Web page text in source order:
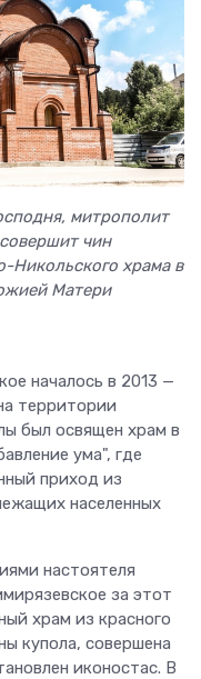
митрополит
чин
Никольского храма в
Матери
началось в 2013 —
территории
был освящен храм в
ума", где
приход из
населенных
настоятеля
за этот
храм из красного
купола, совершена
иконостас. В